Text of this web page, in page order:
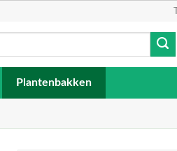
Plantenbakken